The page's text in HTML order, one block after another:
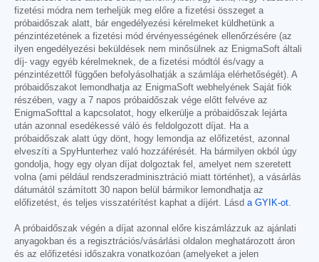
fizetési módra nem terheljük meg előre a fizetési összeget a
próbaidőszak alatt, bár engedélyezési kérelmeket küldhetünk a
pénzintézetének a fizetési mód érvényességének ellenőrzésére (az
ilyen engedélyezési beküldések nem minősülnek az EnigmaSoft általi
díj- vagy egyéb kérelmeknek, de a fizetési módtól és/vagy a
pénzintézettől függően befolyásolhatják a számlája elérhetőségét). A
próbaidőszakot lemondhatja az EnigmaSoft webhelyének Saját fiók
részében, vagy a 7 napos próbaidőszak vége előtt felvéve az
EnigmaSofttal a kapcsolatot, hogy elkerülje a próbaidőszak lejárta
után azonnal esedékessé váló és feldolgozott díjat. Ha a
próbaidőszak alatt úgy dönt, hogy lemondja az előfizetést, azonnal
elveszíti a SpyHunterhez való hozzáférését. Ha bármilyen okból úgy
gondolja, hogy egy olyan díjat dolgoztak fel, amelyet nem szeretett
volna (ami például rendszeradminisztráció miatt történhet), a vásárlás
dátumától számított 30 napon belül bármikor lemondhatja az
előfizetést, és teljes visszatérítést kaphat a díjért. Lásd a GYIK-ot.
A próbaidőszak végén a díjat azonnal előre kiszámlázzuk az ajánlati
anyagokban és a regisztrációs/vásárlási oldalon meghatározott áron
és az előfizetési időszakra vonatkozóan (amelyeket a jelen